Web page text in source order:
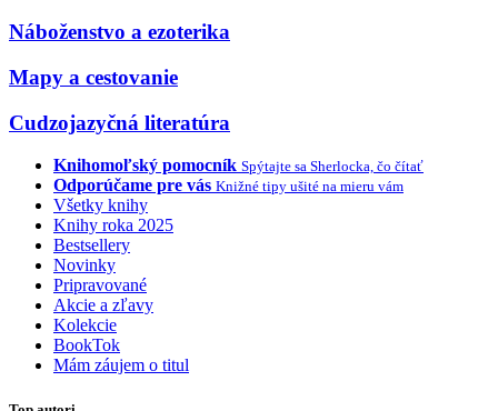
Náboženstvo a ezoterika
Mapy a cestovanie
Cudzojazyčná literatúra
Knihomoľský pomocník Spýtajte sa Sherlocka, čo čítať
Odporúčame pre vás Knižné tipy ušité na mieru vám
Všetky knihy
Knihy roka 2025
Bestsellery
Novinky
Pripravované
Akcie a zľavy
Kolekcie
BookTok
Mám záujem o titul